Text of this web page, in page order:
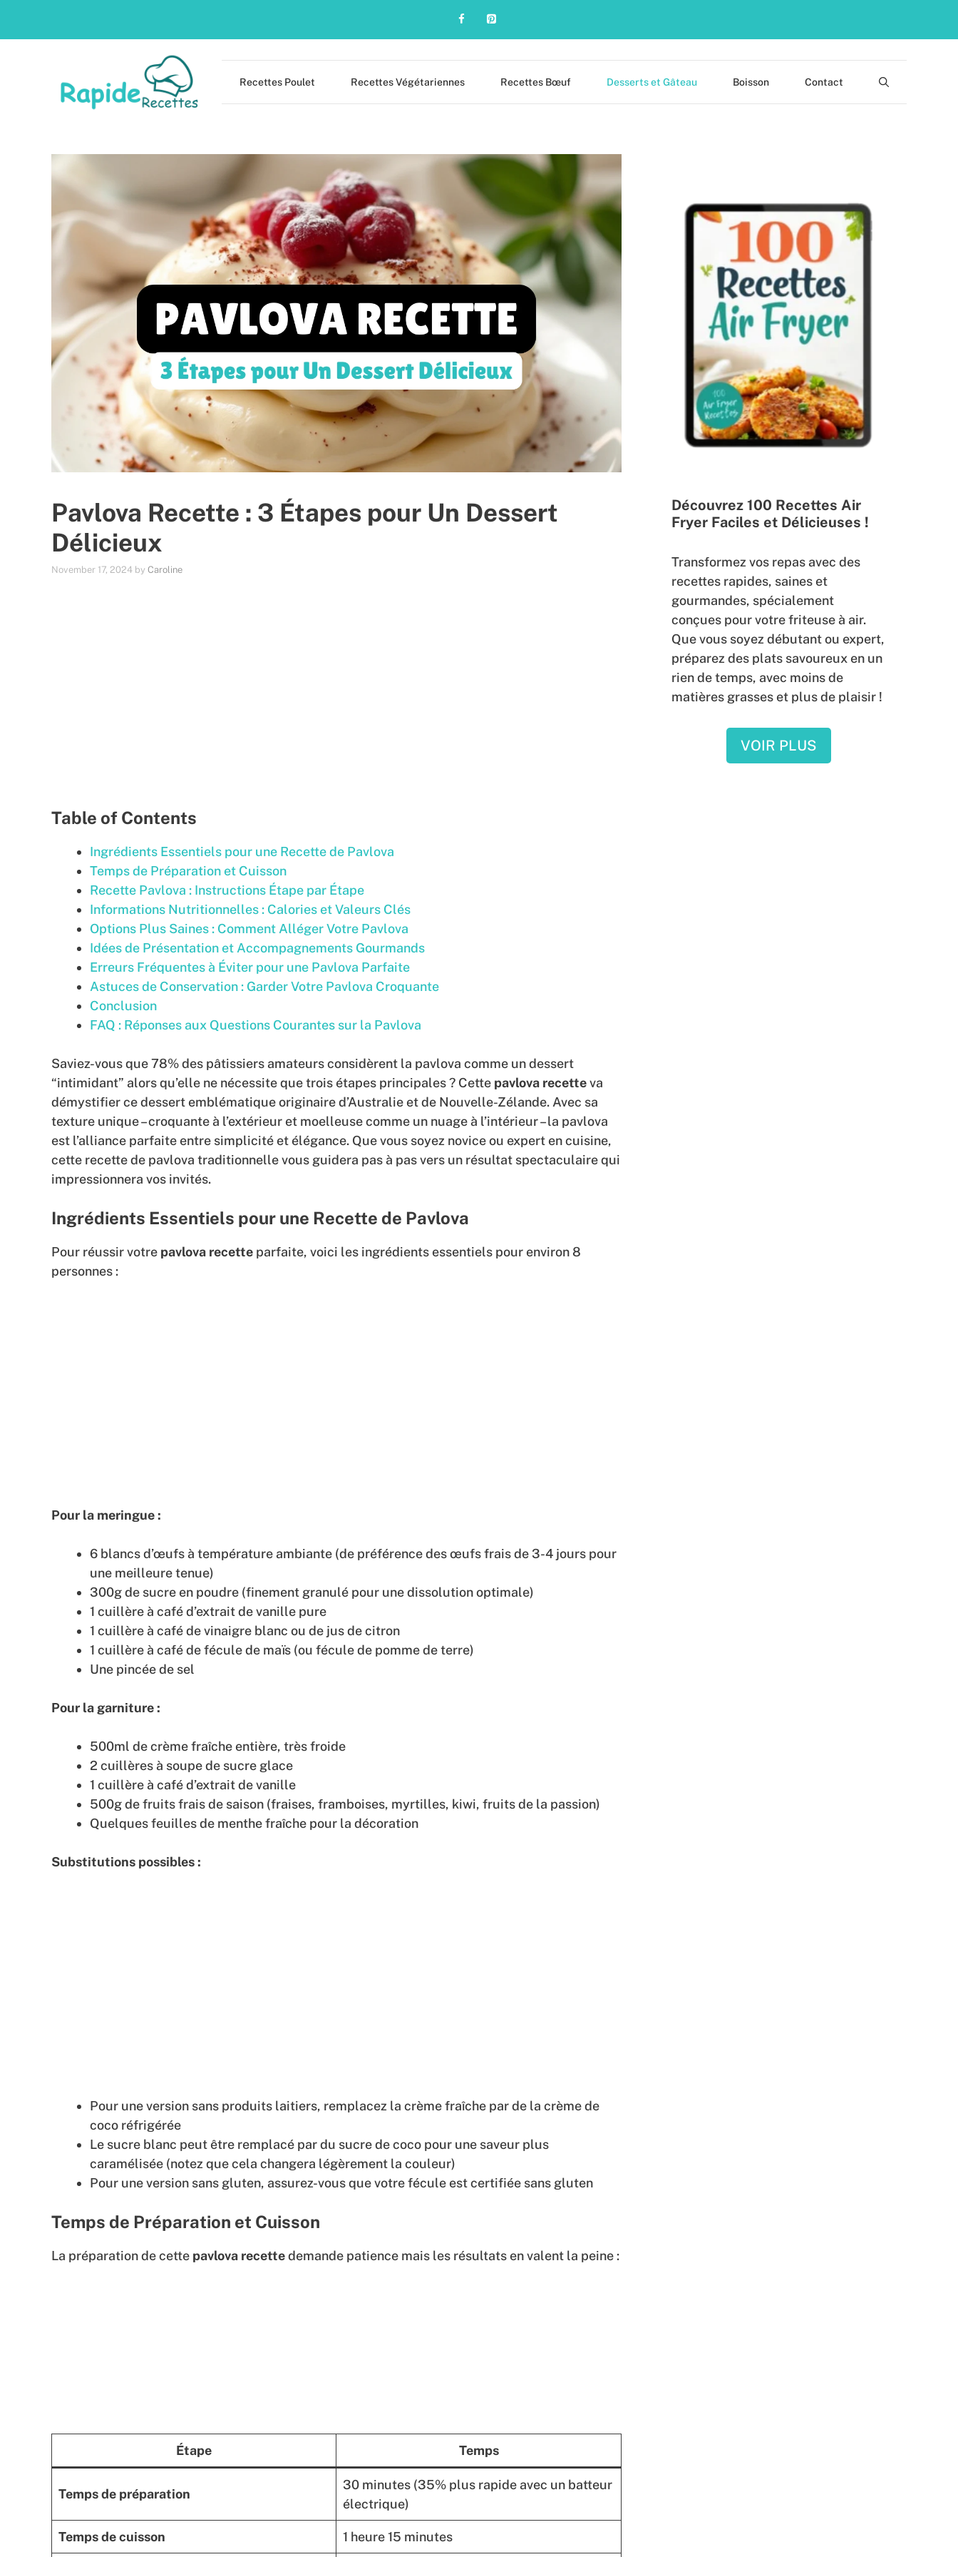
Recettes Poulet Recettes Végétariennes Recettes Bœuf Desserts et Gâteau Boisson Contact
Pavlova Recette : 3 Étapes pour Un Dessert
Délicieux
November 17, 2024 by Caroline
Table of Contents
Ingrédients Essentiels pour une Recette de Pavlova
Temps de Préparation et Cuisson
Recette Pavlova : Instructions Étape par Étape
Informations Nutritionnelles : Calories et Valeurs Clés
Options Plus Saines : Comment Alléger Votre Pavlova
Idées de Présentation et Accompagnements Gourmands
Erreurs Fréquentes à Éviter pour une Pavlova Parfaite
Astuces de Conservation : Garder Votre Pavlova Croquante
Conclusion
FAQ : Réponses aux Questions Courantes sur la Pavlova
Saviez-vous que 78% des pâtissiers amateurs considèrent la pavlova comme un dessert
“intimidant” alors qu’elle ne nécessite que trois étapes principales ? Cette pavlova recetteva
démystifier ce dessert emblématique originaire d’Australie et de Nouvelle-Zélande. Avec sa
texture unique – croquante à l’extérieur et moelleuse comme un nuage à l’intérieur – la pavlova
est l’alliance parfaite entre simplicité et élégance. Que vous soyez novice ou expert en cuisine,
cette recette de pavlova traditionnelle vous guidera pas à pas vers un résultat spectaculaire qui
impressionnera vos invités.
Ingrédients Essentiels pour une Recette de Pavlova
Pour réussir votre pavlova recette parfaite, voici les ingrédients essentiels pour environ 8
personnes :
Pour la meringue :
6 blancs d’œufs à température ambiante (de préférence des œufs frais de 3-4 jours pour
une meilleure tenue)
300g de sucre en poudre (finement granulé pour une dissolution optimale)
1 cuillère à café d’extrait de vanille pure
1 cuillère à café de vinaigre blanc ou de jus de citron
1 cuillère à café de fécule de maïs (ou fécule de pomme de terre)
Une pincée de sel
Pour la garniture :
500ml de crème fraîche entière, très froide
2 cuillères à soupe de sucre glace
1 cuillère à café d’extrait de vanille
500g de fruits frais de saison (fraises, framboises, myrtilles, kiwi, fruits de la passion)
Quelques feuilles de menthe fraîche pour la décoration
Substitutions possibles :
Pour une version sans produits laitiers, remplacez la crème fraîche par de la crème de
coco réfrigérée
Le sucre blanc peut être remplacé par du sucre de coco pour une saveur plus
caramélisée (notez que cela changera légèrement la couleur)
Pour une version sans gluten, assurez-vous que votre fécule est certifiée sans gluten
Temps de Préparation et Cuisson
La préparation de cette pavlova recettedemande patience mais les résultats en valent la peine :
Étape Temps
Temps de préparation
30 minutes (35% plus rapide avec un batteur
électrique)
Temps de cuisson 1 heure 15 minutes
Découvrez 100 Recettes Air
Fryer Faciles et Délicieuses !
Transformez vos repas avec des
recettes rapides, saines et
gourmandes, spécialement
conçues pour votre friteuse à air.
Que vous soyez débutant ou expert,
préparez des plats savoureux en un
rien de temps, avec moins de
matières grasses et plus de plaisir !
VOIR PLUS